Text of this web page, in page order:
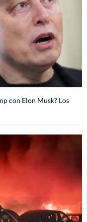
con Elon Musk? Los